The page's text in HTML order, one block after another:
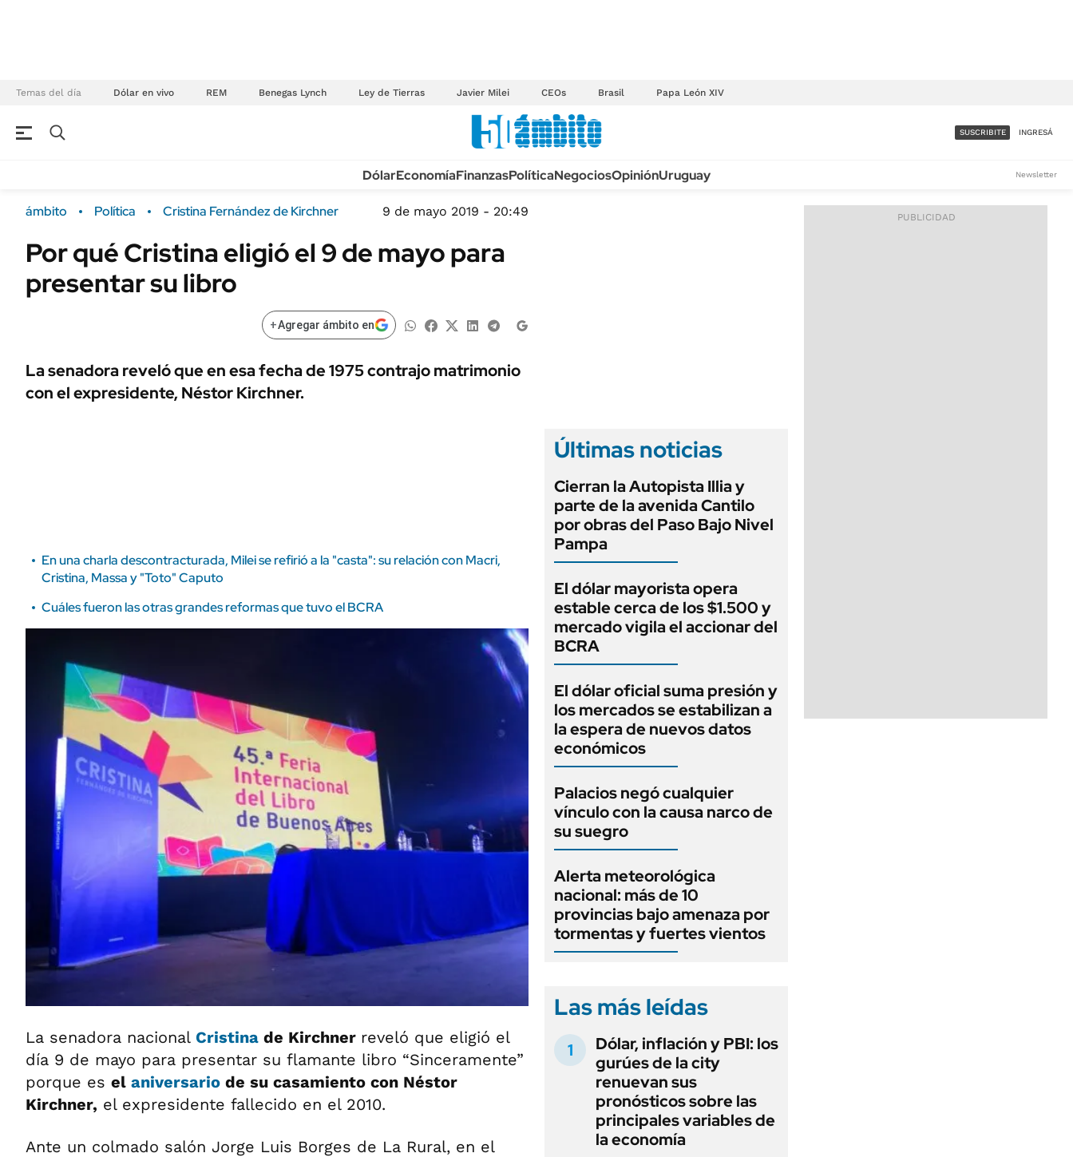
Temas del día Dólar en vivo REM Benegas Lynch Ley de Tierras Javier Milei CEOs Brasil Papa León XIV
Campo
FINANZAS
ÁMBITO DEBATE
MEDIAKIT AMBITO DEBATE
Sustentabilidad
POLÍTICA
TECNOLOGÍA
MÉXICO
MUNDO
LIFESTYLE
ACCESO FULL - $1.800/MES
SUSCRIBITE INGRESÁ
DólarEconomíaFinanzasPolíticaNegociosOpiniónUruguay Newsletter
ámbito Política Cristina Fernández de Kirchner 9 de mayo 2019 - 20:49
Por qué Cristina eligió el 9 de mayo para
presentar su libro
+Agregar ámbito en
La senadora reveló que en esa fecha de 1975 contrajo matrimonio
con el expresidente, Néstor Kirchner.
En una charla descontracturada, Milei se refirió a la "casta": su relación con Macri,
Cristina, Massa y "Toto" Caputo
Cuáles fueron las otras grandes reformas que tuvo el BCRA
La senadora nacional Cristina de Kirchner reveló que eligió el
día 9 de mayo para presentar su flamante libro “Sinceramente”
porque es el aniversario de su casamiento con Néstor
Kirchner, el expresidente fallecido en el 2010.
Ante un colmado salón Jorge Luis Borges de La Rural, en el
Últimas noticias
Cierran la Autopista Illia y
parte de la avenida Cantilo
por obras del Paso Bajo Nivel
Pampa
El dólar mayorista opera
estable cerca de los $1.500 y
mercado vigila el accionar del
BCRA
El dólar oficial suma presión y
los mercados se estabilizan a
la espera de nuevos datos
económicos
Palacios negó cualquier
vínculo con la causa narco de
su suegro
Alerta meteorológica
nacional: más de 10
provincias bajo amenaza por
tormentas y fuertes vientos
Las más leídas
Dólar, inflación y PBI: los
gurúes de la city
renuevan sus
pronósticos sobre las
principales variables de
la economía